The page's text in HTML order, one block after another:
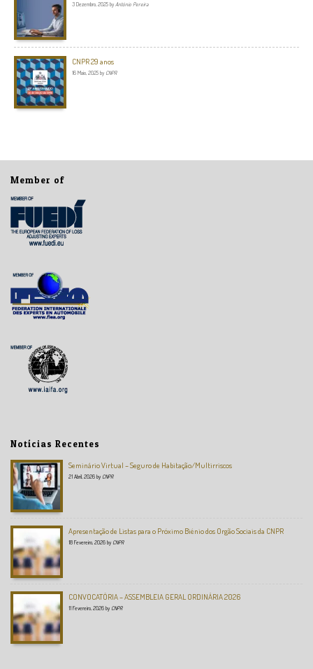
3 Dezembro, 2025 by António Pereira
CNPR 29 anos
16 Maio, 2025 by CNPR
Member of
Notícias Recentes
Seminário Virtual – Seguro de Habitação/Multirriscos
21 Abril, 2026 by CNPR
Apresentação de Listas para o Próximo Biénio dos Orgão Sociais da CNPR
18 Fevereiro, 2026 by CNPR
CONVOCATÓRIA – ASSEMBLEIA GERAL ORDINÁRIA 2026
11 Fevereiro, 2026 by CNPR